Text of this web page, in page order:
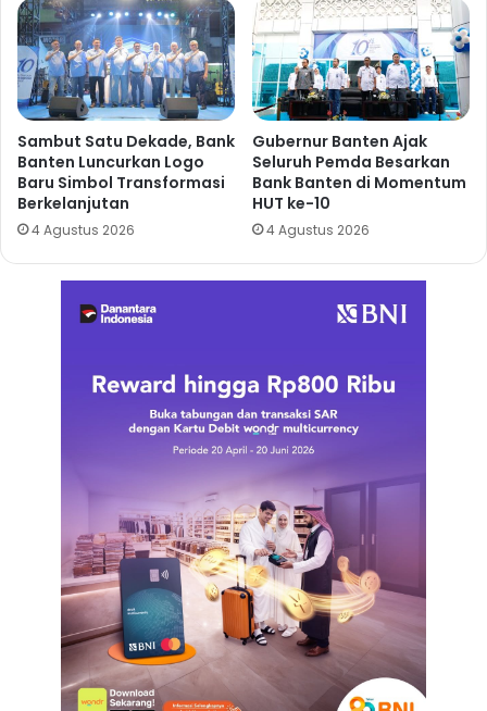
Sambut Satu Dekade, Bank
Banten Luncurkan Logo
Baru Simbol Transformasi
Berkelanjutan
4 Agustus 2026
Gubernur Banten Ajak
Seluruh Pemda Besarkan
Bank Banten di Momentum
HUT ke-10
4 Agustus 2026